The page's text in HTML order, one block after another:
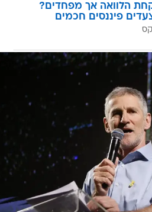
הלוואה אך מפחדים?
פיננסים חכמים